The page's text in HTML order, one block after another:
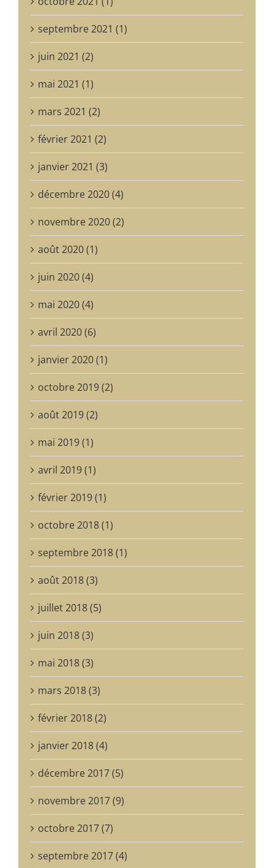
septembre 2021 (1)
juin 2021 (2)
mai 2021 (1)
mars 2021 (2)
février 2021 (2)
janvier 2021 (3)
décembre 2020 (4)
novembre 2020 (2)
août 2020 (1)
juin 2020 (4)
mai 2020 (4)
avril 2020 (6)
janvier 2020 (1)
octobre 2019 (2)
août 2019 (2)
mai 2019 (1)
avril 2019 (1)
février 2019 (1)
octobre 2018 (1)
septembre 2018 (1)
août 2018 (3)
juillet 2018 (5)
juin 2018 (3)
mai 2018 (3)
mars 2018 (3)
février 2018 (2)
janvier 2018 (4)
décembre 2017 (5)
novembre 2017 (9)
octobre 2017 (7)
septembre 2017 (4)